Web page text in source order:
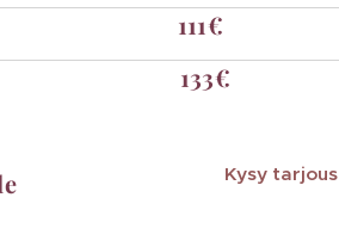
111€
133€
Kysy tarjous